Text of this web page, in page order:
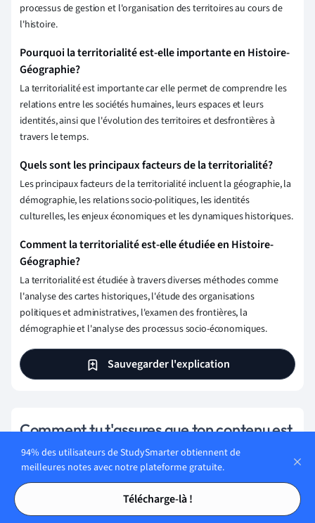
Tables des matières
Tables des matières
processus de gestion et l'organisation des territoires au cours de
l'histoire.
Pourquoi la territorialité est-elle importante en Histoire-
Géographie?
La territorialité est importante car elle permet de comprendre les
relations entre les sociétés humaines, leurs espaces et leurs
identités, ainsi que l'évolution des territoires et desfrontières à
travers le temps.
Quels sont les principaux facteurs de la territorialité?
Les principaux facteurs de la territorialité incluent la géographie, la
démographie, les relations socio-politiques, les identités
culturelles, les enjeux économiques et les dynamiques historiques.
Comment la territorialité est-elle étudiée en Histoire-
Géographie?
La territorialité est étudiée à travers diverses méthodes comme
l'analyse des cartes historiques, l'étude des organisations
politiques et administratives, l'examen des frontières, la
démographie et l'analyse des processus socio-économiques.
Sauvegarder l'explication
Comment tu t'assures que ton contenu est
précis et digne de confiance ?
Chez StudySmarter, tu as créé une plateforme
d'apprentissage qui sert des millions d'étudiants.
Rencontre les personnes qui travaillent dur pour fournir un
94% des utilisateurs de StudySmarter obtiennent de
meilleures notes avec notre plateforme gratuite.
Télécharge-là !